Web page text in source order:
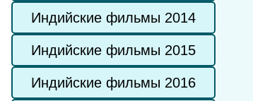
Индийские фильмы 2014
Индийские фильмы 2015
Индийские фильмы 2016